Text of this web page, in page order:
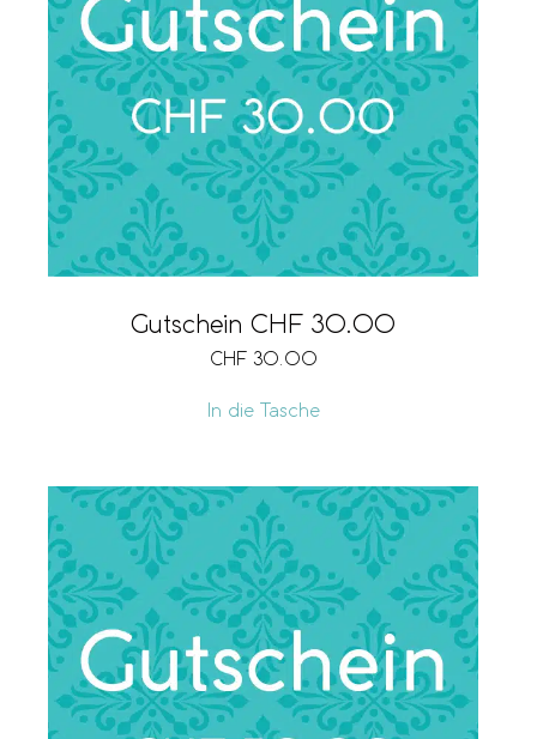
Gutschein CHF 30.00
CHF 30.00
In die Tasche